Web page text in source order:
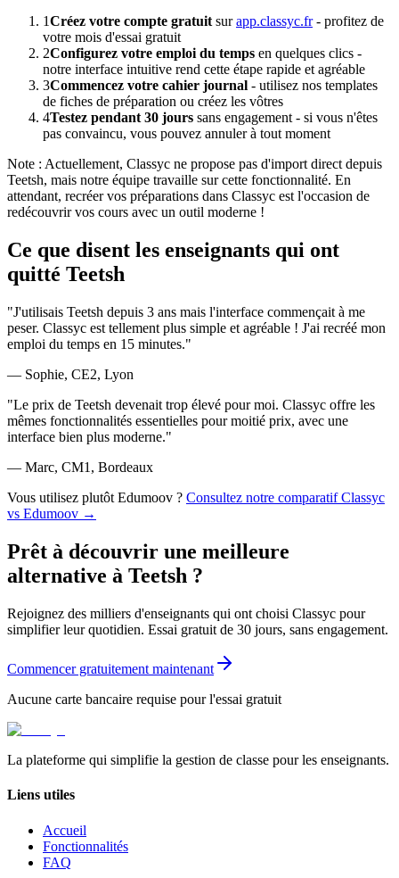
1Créez votre compte gratuitsur app.classyc.fr - profitez de
votre mois d'essai gratuit
2Configurez votre emploi du temps en quelques clics -
notre interface intuitive rend cette étape rapide et agréable
3Commencez votre cahier journal - utilisez nos templates
de fiches de préparation ou créez les vôtres
4Testez pendant 30 jours sans engagement - si vous n'êtes
pas convaincu, vous pouvez annuler à tout moment
Note : Actuellement, Classyc ne propose pas d'import direct depuis
Teetsh, mais notre équipe travaille sur cette fonctionnalité. En
attendant, recréer vos préparations dans Classyc est l'occasion de
redécouvrir vos cours avec un outil moderne !
Ce que disent les enseignants qui ont
quitté Teetsh
"J'utilisais Teetsh depuis 3 ans mais l'interface commençait à me
peser. Classyc est tellement plus simple et agréable ! J'ai recréé mon
emploi du temps en 15 minutes."
— Sophie, CE2, Lyon
"Le prix de Teetsh devenait trop élevé pour moi. Classyc offre les
mêmes fonctionnalités essentielles pour moitié prix, avec une
interface bien plus moderne."
— Marc, CM1, Bordeaux
Vous utilisez plutôt Edumoov ? Consultez notre comparatif Classyc
vs Edumoov →
Prêt à découvrir une meilleure
alternative à Teetsh ?
Rejoignez des milliers d'enseignants qui ont choisi Classyc pour
simplifier leur quotidien. Essai gratuit de 30 jours, sans engagement.
Commencer gratuitement maintenant
Aucune carte bancaire requise pour l'essai gratuit
La plateforme qui simplifie la gestion de classe pour les enseignants.
Liens utiles
Accueil
Fonctionnalités
FAQ